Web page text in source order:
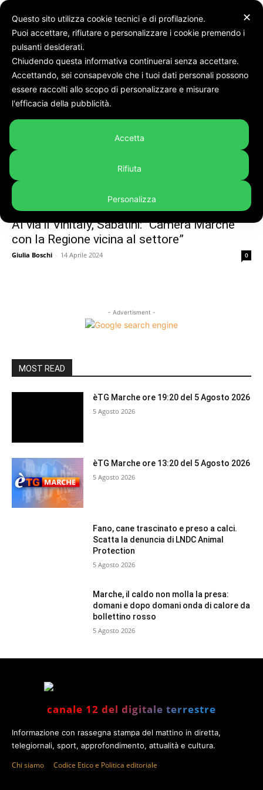
Tags Vinitaly
Tag:vinitaly
Al via il Vinitaly, Sabatini: “Camera Marche
con la Regione vicina al settore”
Giulia Boschi - 14 Aprile 2024 0
- Advertisment -
MOST READ
èTG Marche ore 19:20 del 5 Agosto 2026
5 Agosto 2026
èTG Marche ore 13:20 del 5 Agosto 2026
5 Agosto 2026
Fano, cane trascinato e preso a calci.
Scatta la denuncia di LNDC Animal
Protection
5 Agosto 2026
Marche, il caldo non molla la presa:
domani e dopo domani onda di calore da
bollettino rosso
5 Agosto 2026
canale 12 del digitale terrestre
Informazione con rassegna stampa del mattino in diretta,
telegiornali, sport, approfondimento, attualità e cultura.
Chi siamo Codice Etico e Politica editoriale
✕
Questo sito utilizza cookie tecnici e di profilazione.
Puoi accettare, rifiutare o personalizzare i cookie premendo i
pulsanti desiderati.
Chiudendo questa informativa continuerai senza accettare.
Accettando, sei consapevole che i tuoi dati personali possono
essere raccolti allo scopo di personalizzare e misurare
l'efficacia della pubblicità.
Accetta
Rifiuta
Personalizza